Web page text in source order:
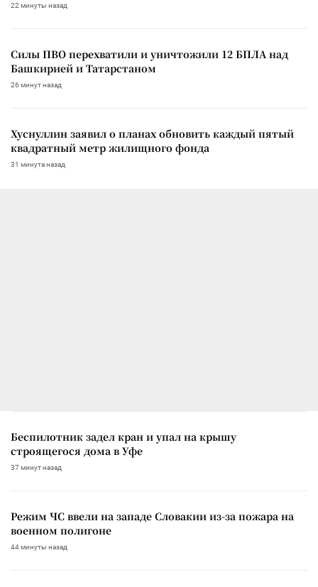
22 минуты назад
Силы ПВО перехватили и уничтожили 12 БПЛА над
Башкирией и Татарстаном
26 минут назад
Хуснуллин заявил о планах обновить каждый пятый
квадратный метр жилищного фонда
31 минута назад
Беспилотник задел кран и упал на крышу
строящегося дома в Уфе
37 минут назад
Режим ЧС ввели на западе Словакии из-за пожара на
военном полигоне
44 минуты назад